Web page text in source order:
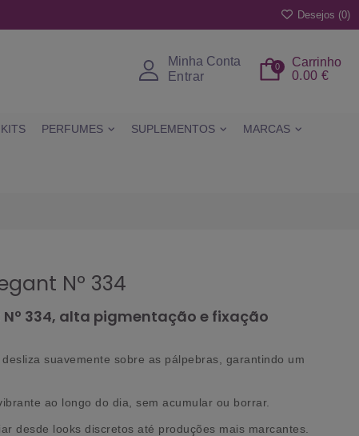
Desejos (0)
Minha Conta
Entrar
Carrinho
0
0.00 €
KITS PERFUMES SUPLEMENTOS MARCAS
Nº 334
334, alta pigmentação e fixação
suavemente sobre as pálpebras, garantindo um
ao longo do dia, sem acumular ou borrar.
desde looks discretos até produções mais marcantes.